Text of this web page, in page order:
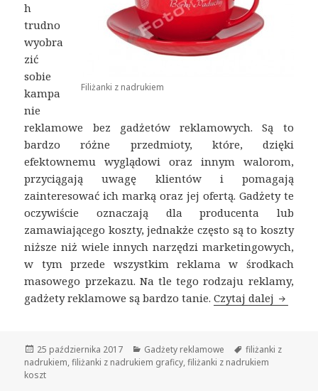
Filiżanki z nadrukiem
h
trudno
wyobra
zić
sobie
kampa
nie
reklamowe bez gadżetów reklamowych. Są to
bardzo różne przedmioty, które, dzięki
efektownemu wyglądowi oraz innym walorom,
przyciągają uwagę klientów i pomagają
zainteresować ich marką oraz jej ofertą. Gadżety te
oczywiście oznaczają dla producenta lub
zamawiającego koszty, jednakże często są to koszty
niższe niż wiele innych narzędzi marketingowych,
w tym przede wszystkim reklama w środkach
masowego przekazu. Na tle tego rodzaju reklamy,
gadżety reklamowe są bardzo tanie.Czytaj dalej
Opublikowano
25 października 2017 Kategorie
Gadżety reklamowe Tagi
filiżanki z
nadrukiem,filiżanki z nadrukiem graficy,filiżanki z nadrukiem
koszt